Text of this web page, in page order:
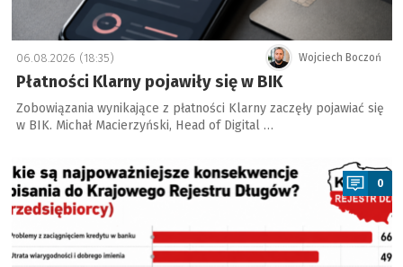
Wojciech Boczoń
06.08.2026 (18:35)
Płatności Klarny pojawiły się w BIK
Zobowiązania wynikające z płatności Klarny zaczęły pojawiać się
w BIK. Michał Macierzyński, Head of Digital …
0